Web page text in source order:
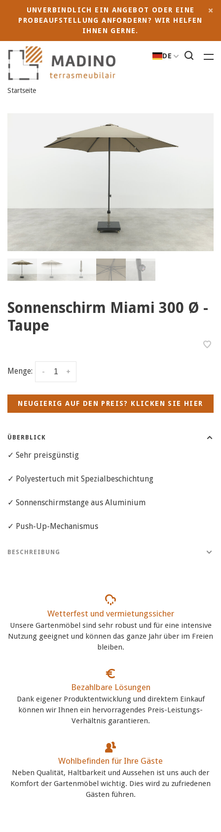
UNVERBINDLICH EIN ANGEBOT ODER EINE
PROBEAUFSTELLUNG ANFORDERN? WIR HELFEN
IHNEN GERNE.
DE
Startseite
Sonnenschirm Miami 300 Ø -
Taupe
Menge: +
-
NEUGIERIG AUF DEN PREIS? KLICKEN SIE HIER
ÜBERBLICK
✓ Sehr preisgünstig
✓ Polyestertuch mit Spezialbeschichtung
✓ Sonnenschirmstange aus Aluminium
✓ Push-Up-Mechanismus
BESCHREIBUNG
Wetterfest und vermietungssicher
Unsere Gartenmöbel sind sehr robust und für eine intensive
Nutzung geeignet und können das ganze Jahr über im Freien
bleiben.
Bezahlbare Lösungen
Dank eigener Produktentwicklung und direktem Einkauf
können wir Ihnen ein hervorragendes Preis-Leistungs-
Verhältnis garantieren.
Wohlbefinden für Ihre Gäste
Neben Qualität, Haltbarkeit und Aussehen ist uns auch der
Komfort der Gartenmöbel wichtig. Dies wird zu zufriedenen
Gästen führen.